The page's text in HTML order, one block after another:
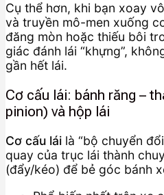
Cụ thể hơn, khi bạn xoay
và truyền mô-men xuống
đăng mòn hoặc thiếu bôi
giác đánh lái “khựng”,
gần hết lái.
Cơ cấu lái: bánh răng –
pinion) và hộp lái
Cơ cấu lái là “bộ chuyển
quay của trục lái thành
(đẩy/kéo) để bẻ góc bánh